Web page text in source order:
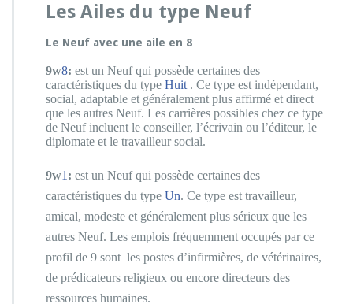
Les Ailes du type Neuf
Le Neuf avec une aile en 8
9w8: est un Neuf qui possède certaines des
caractéristiques du type Huit . Ce type est indépendant,
social, adaptable et généralement plus affirmé et direct
que les autres Neuf. Les carrières possibles chez ce type
de Neuf incluent le conseiller, l’écrivain ou l’éditeur, le
diplomate et le travailleur social.
9w1 : est un Neuf qui possède certaines des
caractéristiques du type Un. Ce type est travailleur,
amical, modeste et généralement plus sérieux que les
autres Neuf. Les emplois fréquemment occupés par ce
profil de 9 sont les postes d’infirmières, de vétérinaires,
de prédicateurs religieux ou encore directeurs des
ressources humaines.